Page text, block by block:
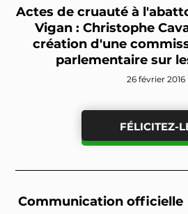
Actes de cruauté à
Vigan : Christophe
création d'une
parlementaire sur
26 février 2016
FÉLICITEZ-
Communication officielle